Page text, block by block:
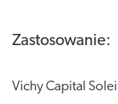
Zastosowanie:
Vichy Capital